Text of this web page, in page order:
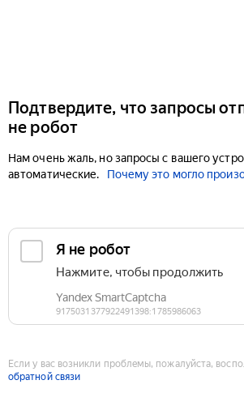
Подтвердите, что запросы
не робот
Нам очень жаль, но запросы с вашего
автоматические.
Почему это могло
Если у вас возникли проблемы, пожалуйста,
обратной связи